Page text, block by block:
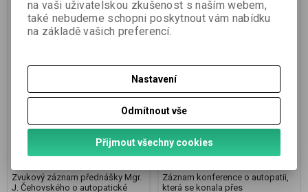
Autopatie III - zvukový
záznam přednášky - Mgr.
Termín dodání (dny):skladem
Zvukový záznam přednášky Mgr.
J. Čehovského o autopatické
Konference Autopatie
2023 - zvukový záznam
Termín dodání (dny):skladem
Záznam konference o autopatii,
která se konala přes
na vaši uživatelskou zkušenost s naším webem,
také nebudeme schopni poskytnout vám nabídku
na základě vašich preferencí.
Nastavení
Odmítnout vše
Přijmout všechny cookies